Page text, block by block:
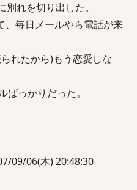
れを切り出した。
、毎日メールやら電話が来
れたから)もう恋愛しな
ばっかりだった。
09/06(木) 20:48:30